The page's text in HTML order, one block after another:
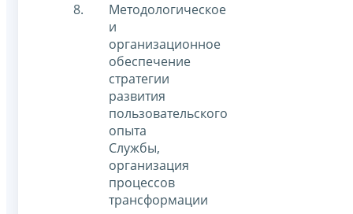
Методологическое
и
организационное
обеспечение
стратегии
развития
пользовательского
опыта
Службы,
организация
процессов
трансформации